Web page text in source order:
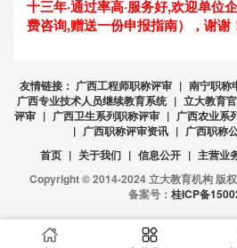
十三年·通过率高·服务好,欢迎单位
费咨询,赠送一份申报指南），谢谢
友情链接： 广西工程师职称评审 | 南宁职称
广西专业技术人员继续教育系统 | 立大教育
评审 | 广西卫生系列职称评审 | 广西农业系
| 广西职称评审资讯 | 广西职称
首页 | 关于我们 | 信息公开 | 主营业
Copyright © 2014-2024 立大教育机构 版
备案号： 桂ICP备